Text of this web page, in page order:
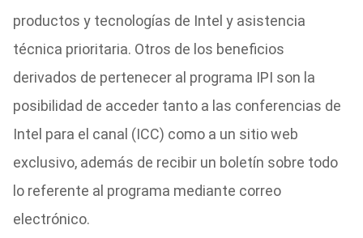
productos y tecnologías de Intel y asistencia
técnica prioritaria. Otros de los beneficios
derivados de pertenecer al programa IPI son la
posibilidad de acceder tanto a las conferencias de
Intel para el canal (ICC) como a un sitio web
exclusivo, además de recibir un boletín sobre todo
lo referente al programa mediante correo
electrónico.